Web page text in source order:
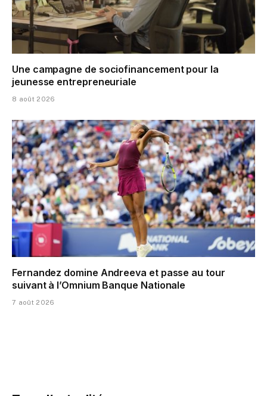
Une campagne de sociofinancement pour la
jeunesse entrepreneuriale
8 août 2026
Fernandez domine Andreeva et passe au tour
suivant à l’Omnium Banque Nationale
7 août 2026